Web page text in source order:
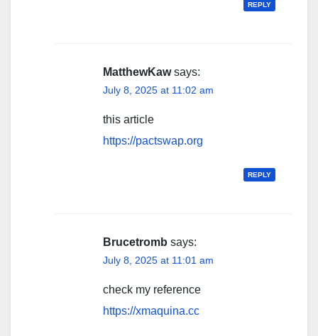
REPLY
MatthewKaw says:
July 8, 2025 at 11:02 am
this article
https://pactswap.org
REPLY
Brucetromb says:
July 8, 2025 at 11:01 am
check my reference
https://xmaquina.cc